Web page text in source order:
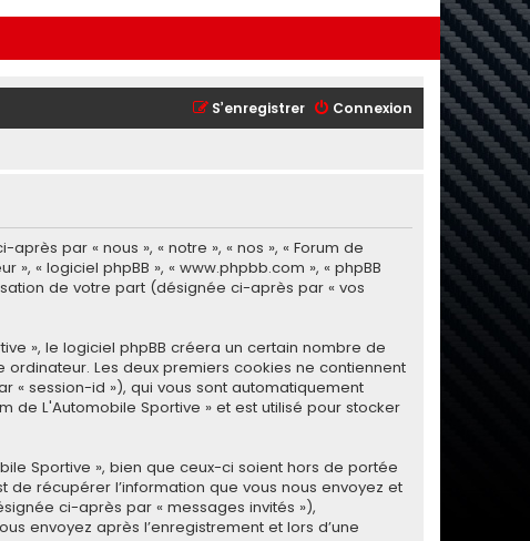
Connexion
S’enregistrer
par « nous », « notre », « nos », « Forum de
« logiciel phpBB », « www.phpbb.com », « phpBB
de votre part (désignée ci-après par « vos
», le logiciel phpBB créera un certain nombre de
Les deux premiers cookies ne contiennent
« session-id »), qui vous sont automatiquement
de L'Automobile Sportive » et est utilisé pour stocker
Sportive », bien que ceux-ci soient hors de portée
récupérer l’information que vous nous envoyez et
ci-après par « messages invités »),
envoyez après l’enregistrement et lors d’une